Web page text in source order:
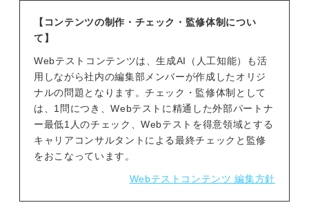
【コンテンツの制作・チェック・監修体制につい
て】
Webテストコンテンツは、生成AI（人工知能）も活
用しながら社内の編集部メンバーが作成したオリジ
ナルの問題となります。チェック・監修体制として
は、1問につき、Webテストに精通した外部パートナ
ー最低1人のチェック、Webテストを得意領域とする
キャリアコンサルタントによる最終チェックと監修
をおこなっています。
Webテストコンテンツ 編集方針